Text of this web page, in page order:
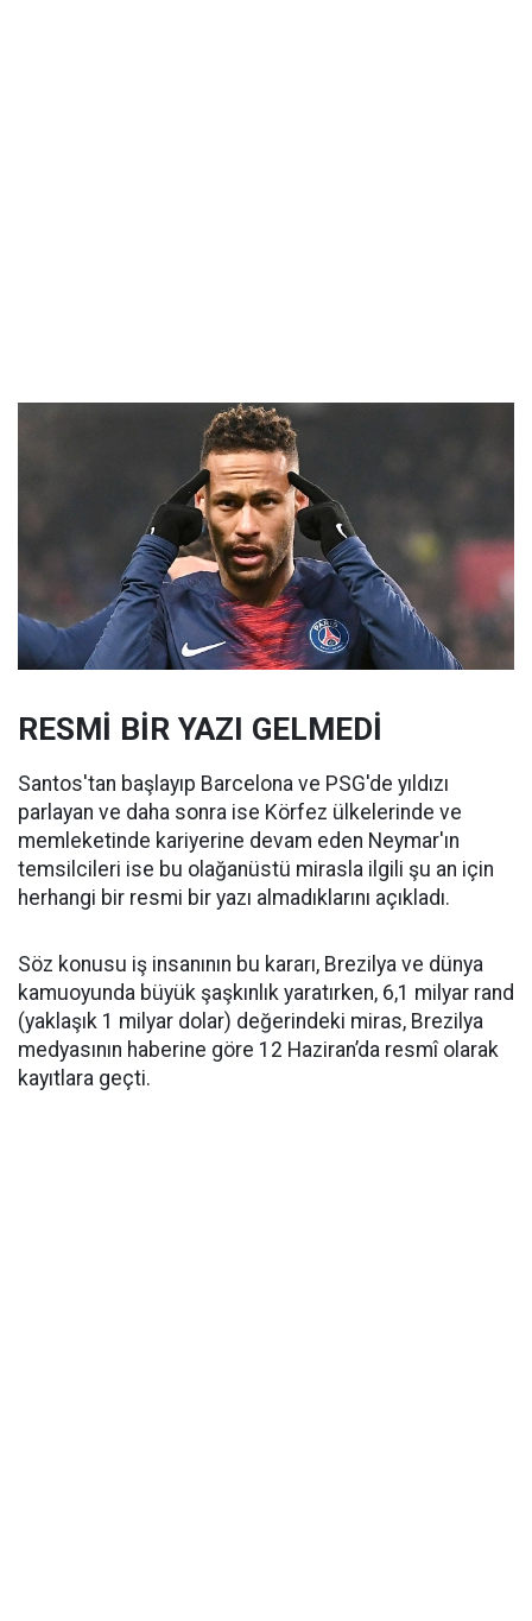
RESMİ BİR YAZI GELMEDİ
Santos'tan başlayıp Barcelona ve PSG'de yıldızı
parlayan ve daha sonra ise Körfez ülkelerinde ve
memleketinde kariyerine devam eden Neymar'ın
temsilcileri ise bu olağanüstü mirasla ilgili şu an için
herhangi bir resmi bir yazı almadıklarını açıkladı.
Söz konusu iş insanının bu kararı, Brezilya ve dünya
kamuoyunda büyük şaşkınlık yaratırken, 6,1 milyar rand
(yaklaşık 1 milyar dolar) değerindeki miras, Brezilya
medyasının haberine göre 12 Haziran’da resmî olarak
kayıtlara geçti.